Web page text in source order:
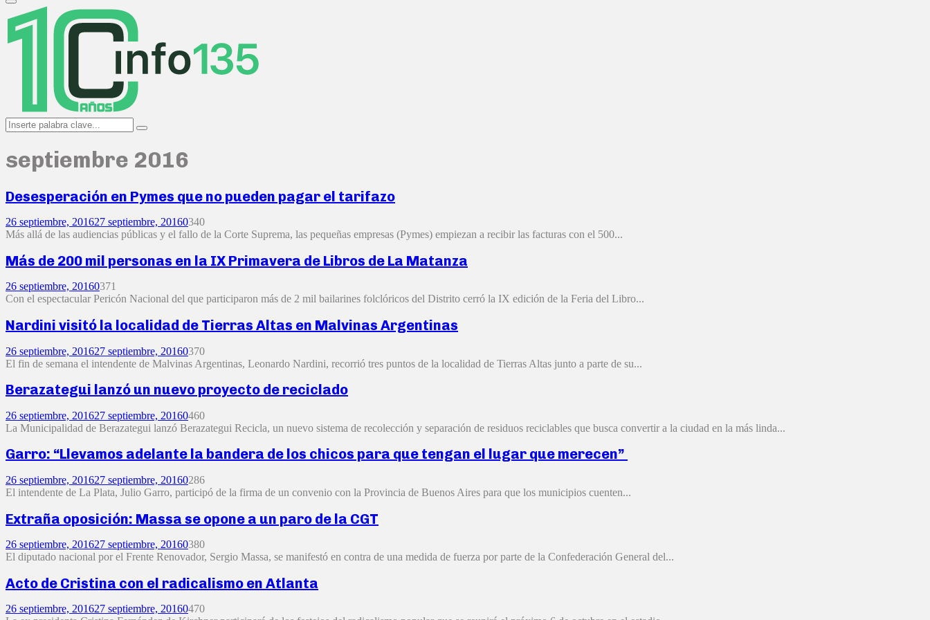
Primary
Menu
Search
for:
Search
septiembre 2016
Desesperación en Pymes que no pueden pagar el tarifazo
26 septiembre, 201627 septiembre, 20160340
Más allá de las audiencias públicas y el fallo de la Corte Suprema, las pequeñas empresas (Pymes) empiezan a recibir las facturas con el 500...
Más de 200 mil personas en la IX Primavera de Libros de La Matanza
26 septiembre, 20160371
Con el espectacular Pericón Nacional del que participaron más de 2 mil bailarines folclóricos del Distrito cerró la IX edición de la Feria del Libro...
Nardini visitó la localidad de Tierras Altas en Malvinas Argentinas
26 septiembre, 201627 septiembre, 20160370
El fin de semana el intendente de Malvinas Argentinas, Leonardo Nardini, recorrió tres puntos de la localidad de Tierras Altas junto a parte de su...
Berazategui lanzó un nuevo proyecto de reciclado
26 septiembre, 201627 septiembre, 20160460
La Municipalidad de Berazategui lanzó Berazategui Recicla, un nuevo sistema de recolección y separación de residuos reciclables que busca convertir a la ciudad en la más linda...
Garro: “Llevamos adelante la bandera de los chicos para que tengan el lugar que merecen”
26 septiembre, 201627 septiembre, 20160286
El intendente de La Plata, Julio Garro, participó de la firma de un convenio con la Provincia de Buenos Aires para que los municipios cuenten...
Extraña oposición: Massa se opone a un paro de la CGT
26 septiembre, 201627 septiembre, 20160380
El diputado nacional por el Frente Renovador, Sergio Massa, se manifestó en contra de una medida de fuerza por parte de la Confederación General del...
Acto de Cristina con el radicalismo en Atlanta
26 septiembre, 201627 septiembre, 20160470